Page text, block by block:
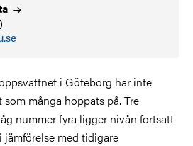
i Göteborg har inte
många hoppats på. Tre
nummer fyra ligger nivån fortsatt
med tidigare